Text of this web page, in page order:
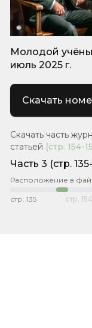
Молодой
июль 2025 г.
Скачать
Скачать часть
статьей (стр. 154-
Часть 3 (стр.
Расположение в
стр. 135 стр.